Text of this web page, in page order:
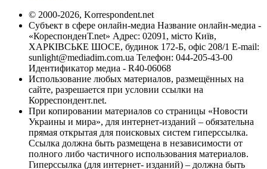
© 2000-2026, Korrespondent.net
Субъект в сфере онлайн-медиа Название онлайн-медиа -
«КореспонденТ.net» Адрес: 02091, місто Київ,
ХАРКІВСЬКЕ ШОСЕ, будинок 172-Б, офіс 208/1 E-mail:
sunlight@mediadim.com.ua Телефон: 044-205-43-00
Идентификатор медиа - R40-06068
Использование любых материалов, размещённых на
сайте, разрешается при условии ссылки на
Корреспондент.net.
При копировании материалов со страницы «Новости
Украины и мира», для интернет-изданий – обязательна
прямая открытая для поисковых систем гиперссылка.
Ссылка должна быть размещена в независимости от
полного либо частичного использования материалов.
Гиперссылка (для интернет- изданий) – должна быть